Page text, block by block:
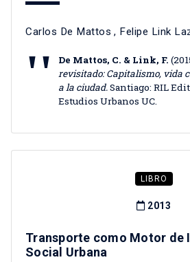
Carlos De Mattos , Felipe Link
De Mattos, C. & Link, F.
revisitado: Capitalismo, vida
a la ciudad.Santiago: RIL
Estudios Urbanos UC.
LIBRO
2013
Transporte como Motor de
Social Urbana